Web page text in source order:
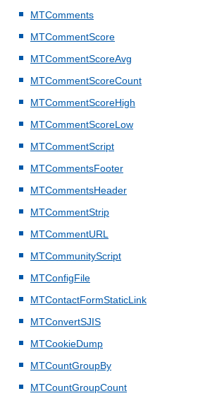
MTComments
MTCommentScore
MTCommentScoreAvg
MTCommentScoreCount
MTCommentScoreHigh
MTCommentScoreLow
MTCommentScript
MTCommentsFooter
MTCommentsHeader
MTCommentStrip
MTCommentURL
MTCommunityScript
MTConfigFile
MTContactFormStaticLink
MTConvertSJIS
MTCookieDump
MTCountGroupBy
MTCountGroupCount